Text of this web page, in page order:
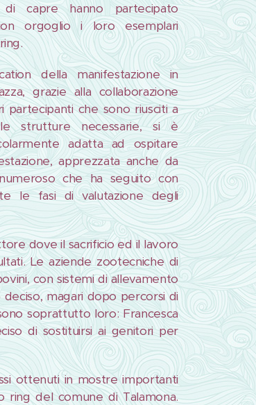
capre hanno partecipato
orgoglio i loro esemplari
della manifestazione in
grazie alla collaborazione
partecipanti che sono riusciti a
strutture necessarie, si è
adatta ad ospitare
apprezzata anche da
che ha seguito con
le fasi di valutazione degli
dove il sacrificio ed il lavoro
Le aziende zootecniche di
con sistemi di allevamento
magari dopo percorsi di
soprattutto loro: Francesca
di sostituirsi ai genitori per
ottenuti in mostre importanti
del comune di Talamona.